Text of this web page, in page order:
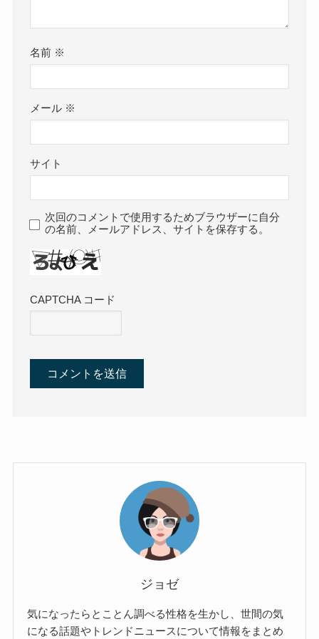
名前 ※
メール ※
サイト
次回のコメントで使用するためブラウザーに自分
の名前、メールアドレス、サイトを保存する。
CAPTCHA コード
ジョゼ
気になったらとことん調べる性格を生かし、世間の気
になる話題やトレンドニュースについて情報をまとめ